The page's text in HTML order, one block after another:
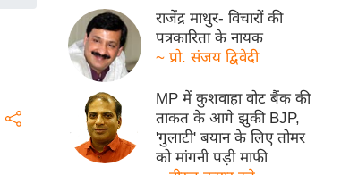
राजेंद्र माथुर- विचारों की
पत्रकारिता के नायक
~ प्रो. संजय द्विवेदी
MP में कुशवाहा वोट बैंक की
ताकत के आगे झुकी BJP,
'गुलाटी' बयान के लिए तोमर
को मांगनी पड़ी माफी